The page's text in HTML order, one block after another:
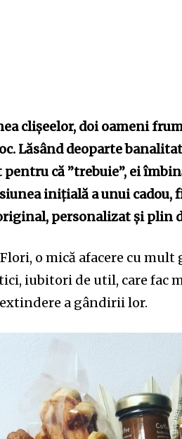
clișeelor, doi oameni
Lăsând deoparte
pentru că ”trebuie”, ei
inițială a unui cadou,
personalizat și plin
o mică afacere cu
iubitori de util, care fac
a gândirii lor.